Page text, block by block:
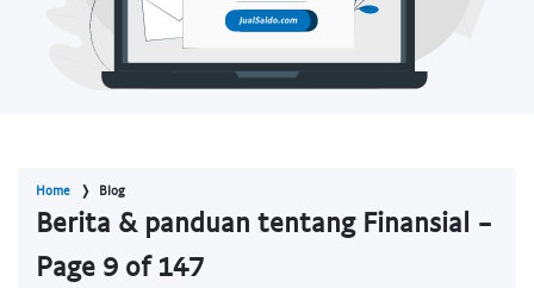
Home Blog
Berita & panduan tentang Finansial -
Page 9 of 147